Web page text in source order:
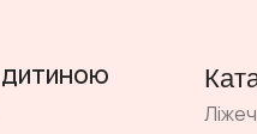
дитиною